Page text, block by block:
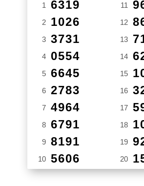
1 6319
2 1026
3 3731
4 0554
5 6645
6 2783
7 4964
8 6791
9 8191
10 5606
11
12
13
14
15
16
17
18
19
20